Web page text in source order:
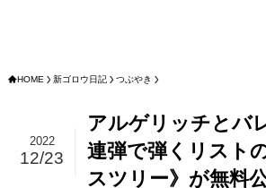
HOME 新ゴロウ日記 つぶやき
アルゲリッチとバ
連弾で弾くリスト
スツリー》が無料
2022
12/23